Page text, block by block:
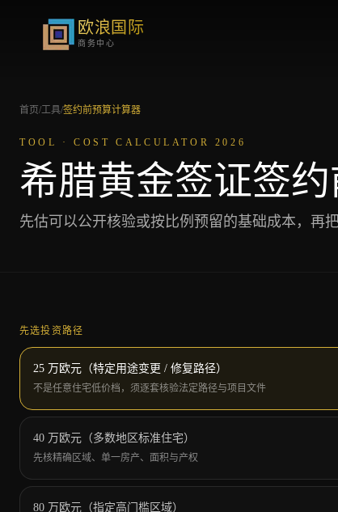
欧浪国际
商务中心
首页/工具/签约前预算计算器
TOOL · COST CALCULATOR 2026
希腊黄金签证签
先估可以公开核验或按比例预留的基础成本，再
先选投资路径
25 万欧元（特定用途变更 / 修复路径）
不是任意住宅低价档，须逐套核验法定路径与项目文件
40 万欧元（多数地区标准住宅）
先核精确区域、单一房产、面积与产权
80 万欧元（指定高门槛区域）